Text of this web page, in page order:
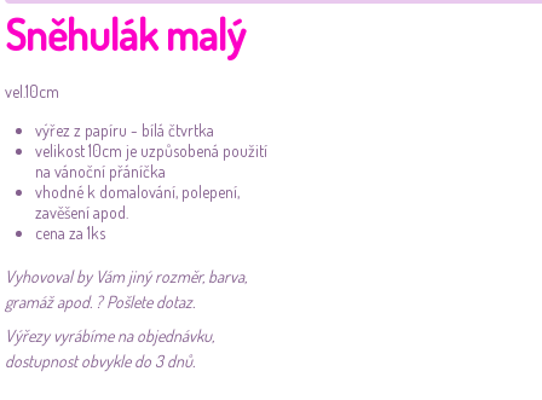
Sněhulák malý
vel.10cm
výřez z papíru - bílá čtvrtka
velikost 10cm je uzpůsobená použití
na vánoční přáníčka
vhodné k domalování, polepení,
zavěšení apod.
cena za 1ks
Vyhovoval by Vám jiný rozměr, barva,
gramáž apod. ? Pošlete dotaz.
Výřezy vyrábíme na objednávku,
dostupnost obvykle do 3 dnů.